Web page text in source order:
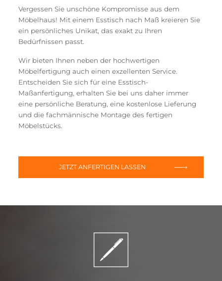
Vergessen Sie unschöne Kompromisse aus dem
Möbelhaus! Mit einem Esstisch nach Maß kreieren Sie
ein persönliches Unikat, das exakt zu Ihren
Bedürfnissen passt.
Wir bieten Ihnen neben der hochwertigen
Möbelfertigung auch einen exzellenten Service.
Entscheiden Sie sich für eine Esstisch-
Maßanfertigung, erhalten Sie bei uns daher immer
eine persönliche Beratung, eine kostenlose Lieferung
und die fachmännische Montage des fertigen
Möbelstücks.
JETZT ANFERTIGEN LASSEN